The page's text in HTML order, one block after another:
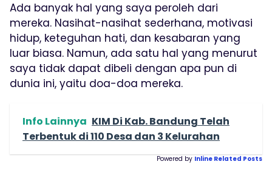
Ada banyak hal yang saya peroleh dari
mereka. Nasihat-nasihat sederhana, motivasi
hidup, keteguhan hati, dan kesabaran yang
luar biasa. Namun, ada satu hal yang menurut
saya tidak dapat dibeli dengan apa pun di
dunia ini, yaitu doa-doa mereka.
Info Lainnya KIM Di Kab. Bandung Telah
Terbentuk di 110 Desa dan 3 Kelurahan
Powered by Inline Related Posts